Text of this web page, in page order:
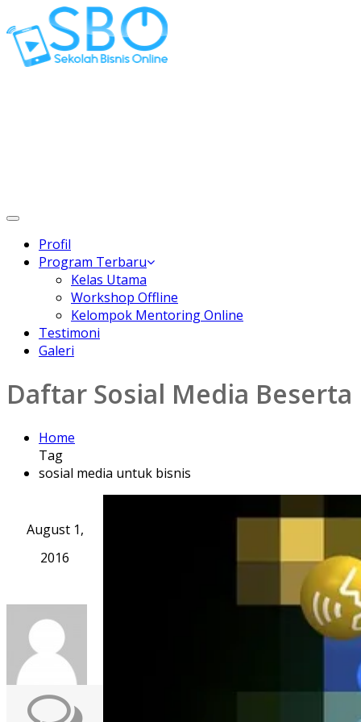
Toggle
Profil
Program Terbaru
Kelas Utama
Workshop Offline
Kelompok Mentoring Online
Testimoni
Galeri
Daftar Sosial Media
Home
Tag
sosial media untuk bisnis
August 1,
2016